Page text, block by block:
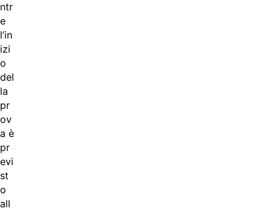
ntr
e
l’in
izi
o
del
la
pr
ov
a è
pr
evi
st
o
all